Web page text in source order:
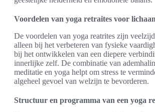
Voordelen van yoga retraites voor
De voordelen van yoga reatrites zijn
alleen bij het verbeteren van fysieke
bij het ontwikkelen van een diepere
innerlijke zelf. De combinatie van
meditatie en yoga helpt om stress te
algeheel gevoel van welzijn te bevorderen.
Structuur en programma van een yoga